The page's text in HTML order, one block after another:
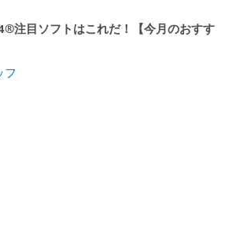
注目ソフトはこれだ！【今月のおすす
フ